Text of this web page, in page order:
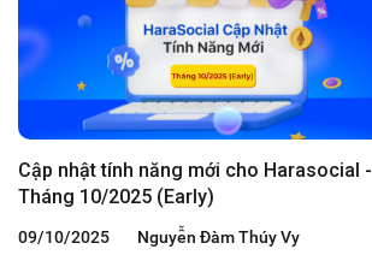
Cập nhật tính năng mới cho Harasocial -
Tháng 10/2025 (Early)
09/10/2025 Nguyễn Đàm Thúy Vy